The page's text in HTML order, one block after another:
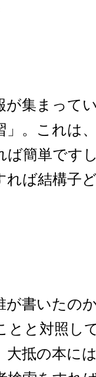
集まって
」。これは
ば簡単です
れば結構子
書いたの
とと対照し
抵の本に